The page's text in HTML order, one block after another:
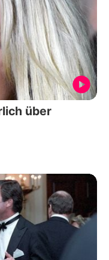
über